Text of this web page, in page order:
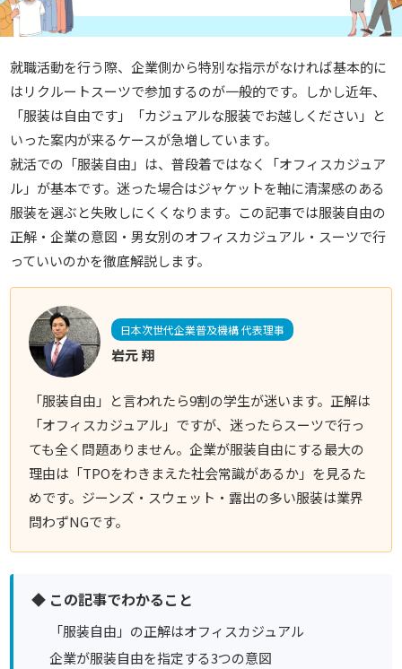
就職活動を行う際、企業側から特別な指示がなければ基本的に
はリクルートスーツで参加するのが一般的です。しかし近年、
「服装は自由です」「カジュアルな服装でお越しください」と
いった案内が来るケースが急増しています。
就活での「服装自由」は、普段着ではなく「オフィスカジュア
ル」が基本です。迷った場合はジャケットを軸に清潔感のある
服装を選ぶと失敗しにくくなります。この記事では服装自由の
正解・企業の意図・男女別のオフィスカジュアル・スーツで行
っていいのかを徹底解説します。
日本次世代企業普及機構 代表理事
岩元 翔
「服装自由」と言われたら9割の学生が迷います。正解は
「オフィスカジュアル」ですが、迷ったらスーツで行っ
ても全く問題ありません。企業が服装自由にする最大の
理由は「TPOをわきまえた社会常識があるか」を見るた
めです。ジーンズ・スウェット・露出の多い服装は業界
問わずNGです。
◆ この記事でわかること
「服装自由」の正解はオフィスカジュアル
企業が服装自由を指定する3つの意図